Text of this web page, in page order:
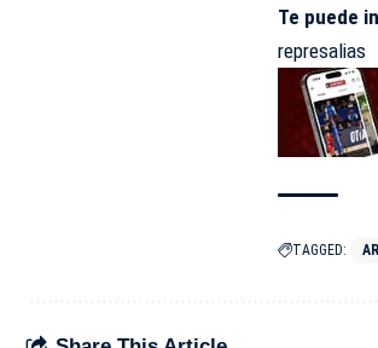
Te puede
represalias
TAGGED: